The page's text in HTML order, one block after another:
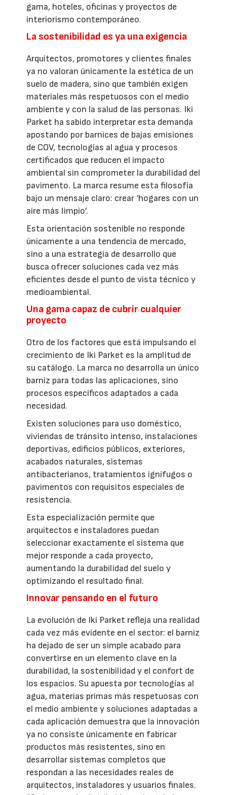
gama, hoteles, oficinas y proyectos de
interiorismo contemporáneo.
La sostenibilidad es ya una exigencia
Arquitectos, promotores y clientes finales
ya no valoran únicamente la estética de un
suelo de madera, sino que también exigen
materiales más respetuosos con el medio
ambiente y con la salud de las personas. Iki
Parket ha sabido interpretar esta demanda
apostando por barnices de bajas emisiones
de COV, tecnologías al agua y procesos
certificados que reducen el impacto
ambiental sin comprometer la durabilidad del
pavimento. La marca resume esta filosofía
bajo un mensaje claro: crear ‘hogares con un
aire más limpio’.
Esta orientación sostenible no responde
únicamente a una tendencia de mercado,
sino a una estrategia de desarrollo que
busca ofrecer soluciones cada vez más
eficientes desde el punto de vista técnico y
medioambiental.
Una gama capaz de cubrir cualquier
proyecto
Otro de los factores que está impulsando el
crecimiento de Iki Parket es la amplitud de
su catálogo. La marca no desarrolla un único
barniz para todas las aplicaciones, sino
procesos específicos adaptados a cada
necesidad.
Existen soluciones para uso doméstico,
viviendas de tránsito intenso, instalaciones
deportivas, edificios públicos, exteriores,
acabados naturales, sistemas
antibacterianos, tratamientos ignífugos o
pavimentos con requisitos especiales de
resistencia.
Esta especialización permite que
arquitectos e instaladores puedan
seleccionar exactamente el sistema que
mejor responde a cada proyecto,
aumentando la durabilidad del suelo y
optimizando el resultado final.
Innovar pensando en el futuro
La evolución de Iki Parket refleja una realidad
cada vez más evidente en el sector: el barniz
ha dejado de ser un simple acabado para
convertirse en un elemento clave en la
durabilidad, la sostenibilidad y el confort de
los espacios. Su apuesta por tecnologías al
agua, materias primas más respetuosas con
el medio ambiente y soluciones adaptadas a
cada aplicación demuestra que la innovación
ya no consiste únicamente en fabricar
productos más resistentes, sino en
desarrollar sistemas completos que
respondan a las necesidades reales de
arquitectos, instaladores y usuarios finales.